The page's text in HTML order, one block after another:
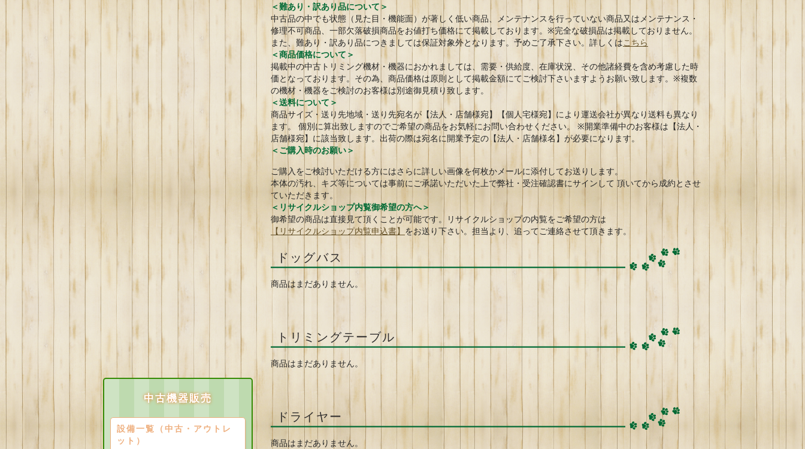
＜難あり・訳あり品について＞
中古品の中でも状態（見た目・機能面）が著しく低い商品、メンテナンスを行っていない商品又はメンテナンス・
修理不可商品、一部欠落破損商品をお値打ち価格にて掲載しております。※完全な破損品は掲載しておりません。
また、難あり・訳あり品につきましては保証対象外となります。予めご了承下さい。詳しくはこちら
＜商品価格について＞
掲載中の中古トリミング機材・機器におかれましては、需要・供給度、在庫状況、その他諸経費を含め考慮した時
価となっております。その為、商品価格は原則として掲載金額にてご検討下さいますようお願い致します。※複数
の機材・機器をご検討のお客様は別途御見積り致します。
＜送料について＞
商品サイズ・送り先地域・送り先宛名が【法人・店舗様宛】【個人宅様宛】により運送会社が異なり送料も異なり
ます。 個別に算出致しますのでご希望の商品をお気軽にお問い合わせください。 ※開業準備中のお客様は【法人・
店舗様宛】に該当致します。出荷の際は宛名に開業予定の【法人・店舗様名】が必要になります。
＜ご購入時のお願い＞
ご購入をご検討いただける方にはさらに詳しい画像を何枚かメールに添付してお送りします。
本体の汚れ、キズ等については事前にご承諾いただいた上で弊社・受注確認書にサインして 頂いてから成約とさせ
ていただきます。
＜リサイクルショップ内覧御希望の方へ＞
御希望の商品は直接見て頂くことが可能です。リサイクルショップの内覧をご希望の方は
【リサイクルショップ内覧申込書】 をお送り下さい。担当より、追ってご連絡させて頂きます。
ドッグバス
商品はまだありません。
トリミングテーブル
商品はまだありません。
ドライヤー
商品はまだありません。
中古機器販売
設備一覧（中古・アウトレ
ット）